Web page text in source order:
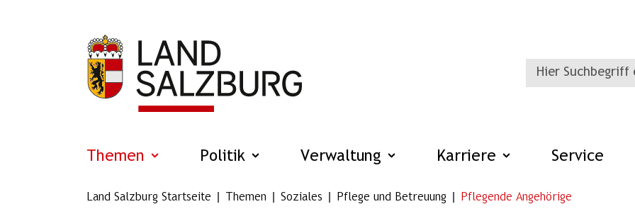
Themen Politik Verwaltung Karriere Service
Land Salzburg Startseite Themen Soziales Pflege und Betreuung Pflegende Angehörige